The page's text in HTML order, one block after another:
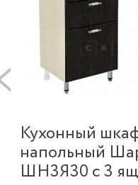
Кухонный
напольный
ШН3Я30 с 3